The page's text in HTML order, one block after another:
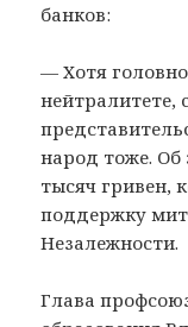
банков:
— Хотя
нейтралитете,
народ тоже. Об
тысяч гривен,
поддержку
Незалежности.
Глава